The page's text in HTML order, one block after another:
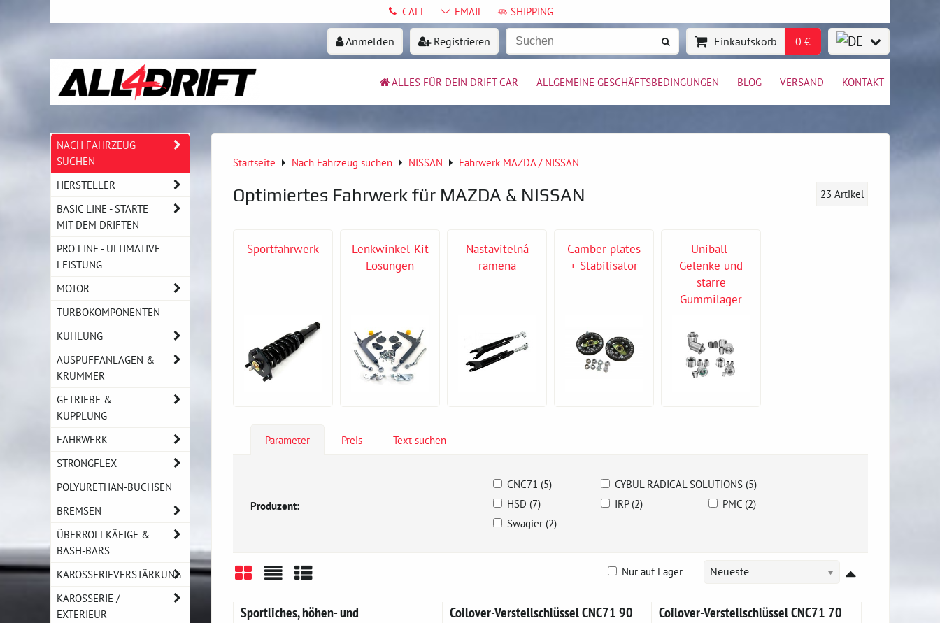
CALL EMAIL SHIPPING
Anmelden Registrieren Einkaufskorb 0 €
ALLES FÜR DEIN DRIFT CAR ALLGEMEINE GESCHÄFTSBEDINGUNGEN BLOG VERSAND KONTAKT
Startseite Nach Fahrzeug suchen NISSAN Fahrwerk MAZDA / NISSAN
Optimiertes Fahrwerk für MAZDA & NISSAN 23 Artikel
Sportfahrwerk
Lenkwinkel-Kit
Lösungen
Nastavitelná
ramena
Camber plates
+ Stabilisator
Uniball-
Gelenke und
starre
Gummilager
Parameter Preis Text suchen
Produzent:
CNC71 (5)
CYBUL RADICAL SOLUTIONS (5)
HSD (7)
IRP (2)
PMC (2)
Swagier (2)
Neueste
Nur auf Lager
Sportliches, höhen- und
Coilover-Verstellschlüssel CNC71 90
Coilover-Verstellschlüssel CNC71 70
NACH FAHRZEUG
SUCHEN
HERSTELLER
BASIC LINE - STARTE
MIT DEM DRIFTEN
PRO LINE - ULTIMATIVE
LEISTUNG
MOTOR
TURBOKOMPONENTEN
KÜHLUNG
AUSPUFFANLAGEN &
KRÜMMER
GETRIEBE &
KUPPLUNG
FAHRWERK
STRONGFLEX
POLYURETHAN-BUCHSEN
BREMSEN
ÜBERROLLKÄFIGE &
BASH-BARS
KAROSSERIEVERSTÄRKUNG
KAROSSERIE /
EXTERIEUR